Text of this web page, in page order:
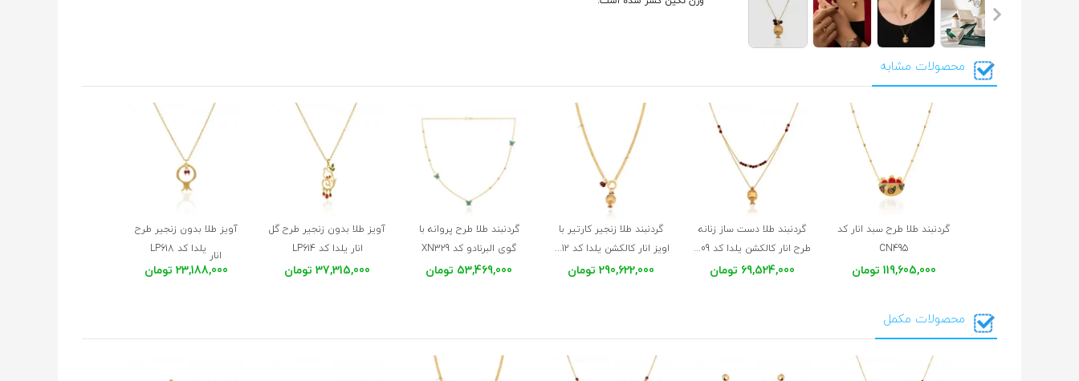
محصولات مشابه
گردنبند طلا طرح سبد انار کد
CN495
119,605,000 تومان
گردنبند طلا دست ساز زنانه
طرح انار کالکشن یلدا کد XN409
69,524,000 تومان
گردنبند طلا زنجیر کارتیر با
اویز انار کالکشن یلدا کد XN412
290,622,000 تومان
گردنبند طلا طرح پروانه با
گوی البرنادو کد XN329
53,469,000 تومان
آویز طلا بدون زنجیر طرح گل
انار یلدا کد LP614
37,315,000 تومان
آویز طلا بدون زنجیر طرح
انار
یلدا کد LP618
23,188,000 تومان
محصولات مکمل